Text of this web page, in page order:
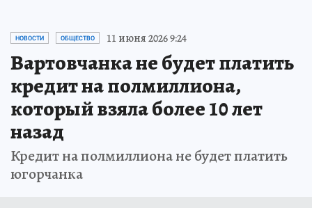
НОВОСТИ ОБЩЕСТВО 11 июня 2026 9:24
Вартовчанка не будет платить
кредит на полмиллиона,
который взяла более 10 лет
назад
Кредит на полмиллиона не будет платить
югорчанка